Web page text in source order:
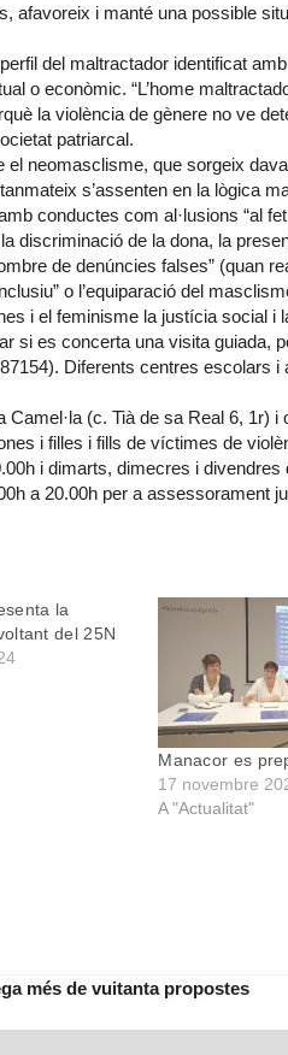
afavoreix i manté una possible
del maltractador identificat
o econòmic. “L’home
la violència de gènere no ve
patriarcal.
neomasclisme, que sorgeix
s’assenten en la lògica
conductes com al·lusions “al
discriminació de la dona, la
de denúncies falses” (quan
o l’equiparació del
i el feminisme la justícia social i
si es concerta una visita guiada,
Diferents centres escolars i
Camel·la (c. Tià de sa Real 6, 1r) i
i filles i fills de víctimes de
i dimarts, dimecres i divendres
a 20.00h per a assessorament
la
del 25N
Manacor es
17 novembre
A "Actualitat"
més de vuitanta propostes